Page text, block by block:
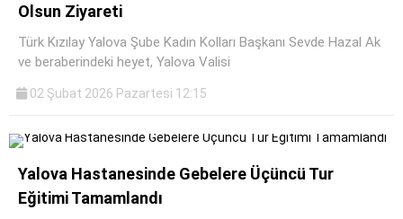
Olsun Ziyareti
Türk Kızılay Yalova Şube Kadın Kolları Başkanı Sevde Hazal Ak
ve beraberindeki heyet, Yalova Valisi
02 Şubat 2026 Pazartesi 12:15
Yalova Hastanesinde Gebelere Üçüncü Tur
Eğitimi Tamamlandı